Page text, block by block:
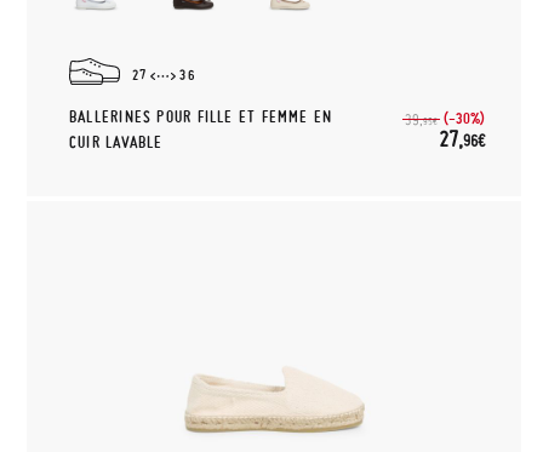
27 36
BALLERINES POUR FILLE ET FEMME EN
CUIR LAVABLE
39,95€ (-30%)
27,96€